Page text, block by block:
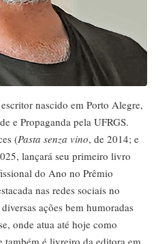
nascido em Porto Alegre,
e Propaganda pela UFRGS.
(Pasta senza vino, de 2014; e
lançará seu primeiro livro
do Ano no Prêmio
nas redes sociais no
ações bem humoradas
onde atua até hoje como
também é livreiro da editora em